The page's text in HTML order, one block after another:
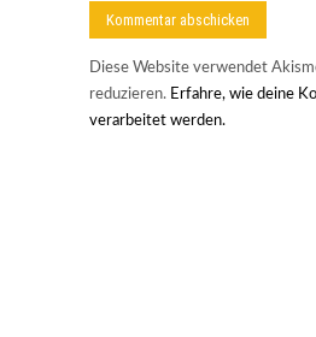
Diese Website verwendet
reduzieren. Erfahre, wie deine
verarbeitet werden.